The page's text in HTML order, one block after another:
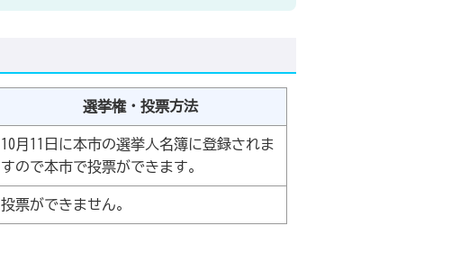
選挙権・投票方法
10月11日に本市の選挙人名簿に登録されま
すので本市で投票ができます。
投票ができません。